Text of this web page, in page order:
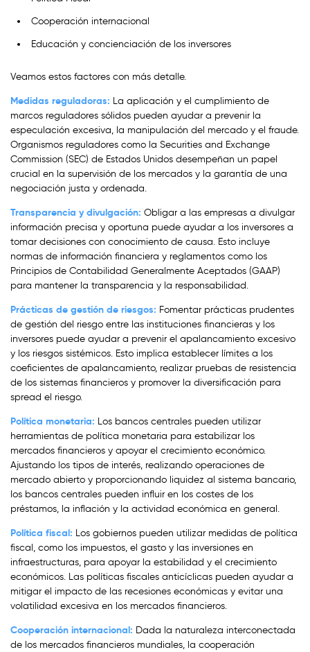
Cooperación internacional
Educación y concienciación de los inversores
Veamos estos factores con más detalle.
Medidas reguladoras: La aplicación y el cumplimiento de
marcos reguladores sólidos pueden ayudar a prevenir la
especulación excesiva, la manipulación del mercado y el fraude.
Organismos reguladores como la Securities and Exchange
Commission (SEC) de Estados Unidos desempeñan un papel
crucial en la supervisión de los mercados y la garantía de una
negociación justa y ordenada.
Transparencia y divulgación: Obligar a las empresas a divulgar
información precisa y oportuna puede ayudar a los inversores a
tomar decisiones con conocimiento de causa. Esto incluye
normas de información financiera y reglamentos como los
Principios de Contabilidad Generalmente Aceptados (GAAP)
para mantener la transparencia y la responsabilidad.
Prácticas de gestión de riesgos: Fomentar prácticas prudentes
de gestión del riesgo entre las instituciones financieras y los
inversores puede ayudar a prevenir el apalancamiento excesivo
y los riesgos sistémicos. Esto implica establecer límites a los
coeficientes de apalancamiento, realizar pruebas de resistencia
de los sistemas financieros y promover la diversificación para
spread el riesgo.
Política monetaria: Los bancos centrales pueden utilizar
herramientas de política monetaria para estabilizar los
mercados financieros y apoyar el crecimiento económico.
Ajustando los tipos de interés, realizando operaciones de
mercado abierto y proporcionando liquidez al sistema bancario,
los bancos centrales pueden influir en los costes de los
préstamos, la inflación y la actividad económica en general.
Política fiscal: Los gobiernos pueden utilizar medidas de política
fiscal, como los impuestos, el gasto y las inversiones en
infraestructuras, para apoyar la estabilidad y el crecimiento
económicos. Las políticas fiscales anticíclicas pueden ayudar a
mitigar el impacto de las recesiones económicas y evitar una
volatilidad excesiva en los mercados financieros.
Cooperación internacional: Dada la naturaleza interconectada
de los mercados financieros mundiales, la cooperación